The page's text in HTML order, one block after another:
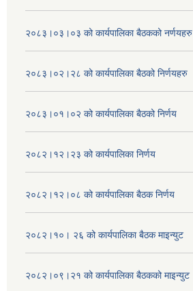
२०८३।०३।०३ को कार्यपालिका बैठकको नर्णयहरु
२०८३।०२।२८ को कार्यपालिका बैठको निर्णयहरु
२०८३।०१।०२ को कार्यपालिका बैठको निर्णय
२०८२।१२।२३ को कार्यपालिका निर्णय
२०८२।१२।०८ को कार्यपालिका बैठक निर्णय
२०८२।१०। २६ को कार्यपालिका बैठक माइन्युट
२०८२।०९।२१ को कार्यपालिका बैठकको माइन्युट